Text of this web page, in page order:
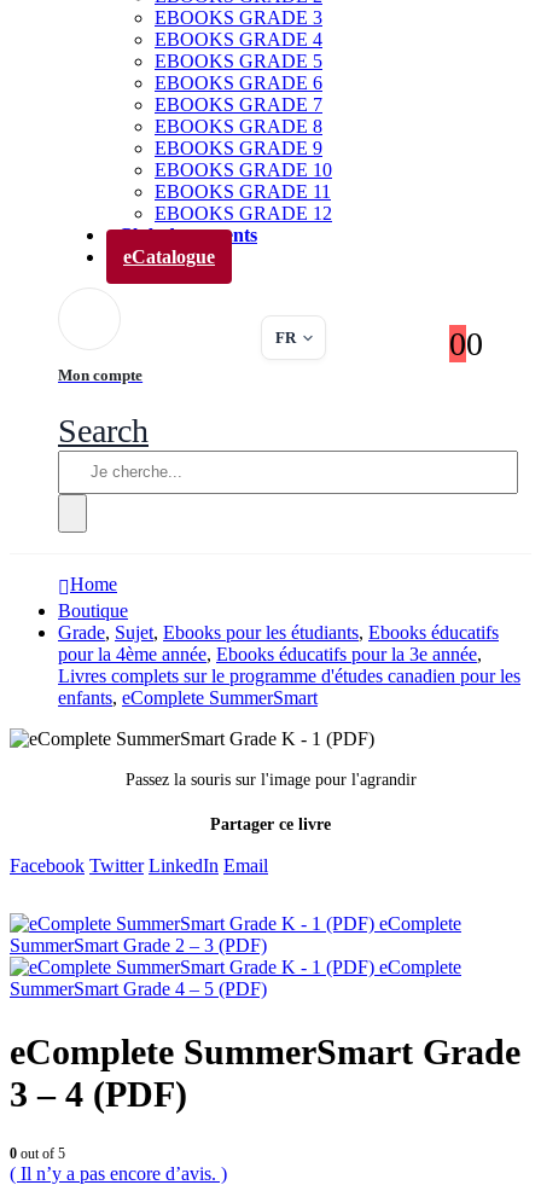
EBOOKS GRADE 3
EBOOKS GRADE 4
EBOOKS GRADE 5
EBOOKS GRADE 6
EBOOKS GRADE 7
EBOOKS GRADE 8
EBOOKS GRADE 9
EBOOKS GRADE 10
EBOOKS GRADE 11
EBOOKS GRADE 12
Club des parents
eCatalogue
Mon compte
FR 00
Search
Home
Boutique
Grade, Sujet, Ebooks pour les étudiants, Ebooks éducatifs
pour la 4ème année, Ebooks éducatifs pour la 3e année,
Livres complets sur le programme d'études canadien pour les
enfants, eComplete SummerSmart
Passez la souris sur l'image pour l'agrandir
Partager ce livre
Facebook Twitter LinkedIn Email
eComplete
SummerSmart Grade 2 – 3 (PDF)
eComplete
SummerSmart Grade 4 – 5 (PDF)
eComplete SummerSmart Grade
3 – 4 (PDF)
0 out of 5
( Il n’y a pas encore d’avis. )